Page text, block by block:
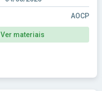
AOCP
Ver materiais